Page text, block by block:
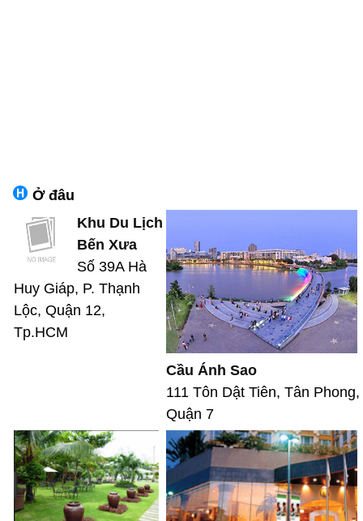
Ở đâu
Khu Du Lịch
Bến Xưa
Số 39A Hà
Huy Giáp, P. Thạnh
Lộc, Quận 12,
Tp.HCM
Cầu Ánh Sao
111 Tôn Dật Tiên, Tân Phong,
Quận 7